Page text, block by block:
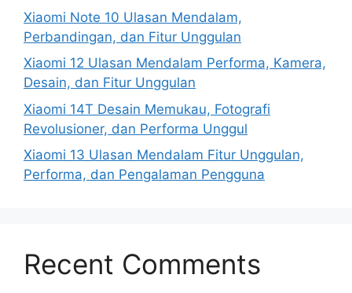
Xiaomi Note 10 Ulasan Mendalam,
Perbandingan, dan Fitur Unggulan
Xiaomi 12 Ulasan Mendalam Performa, Kamera,
Desain, dan Fitur Unggulan
Xiaomi 14T Desain Memukau, Fotografi
Revolusioner, dan Performa Unggul
Xiaomi 13 Ulasan Mendalam Fitur Unggulan,
Performa, dan Pengalaman Pengguna
Recent Comments